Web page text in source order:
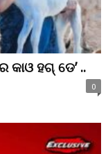
କାଓ ହଗ୍ ଡେ’ ..
0